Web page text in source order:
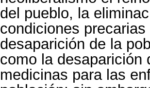
del pueblo, la
condiciones
desaparición de la
como la desaparición
medicinas para las